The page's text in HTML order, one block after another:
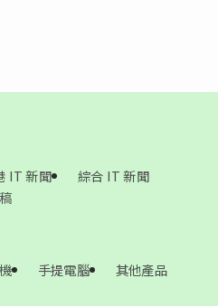
IT 新聞
綜合 IT 新聞
手提電腦 其他產品